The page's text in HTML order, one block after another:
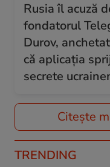
Rusia îl acuză
fondatorul
Durov,
că aplicația
secrete
Citește
TRENDING